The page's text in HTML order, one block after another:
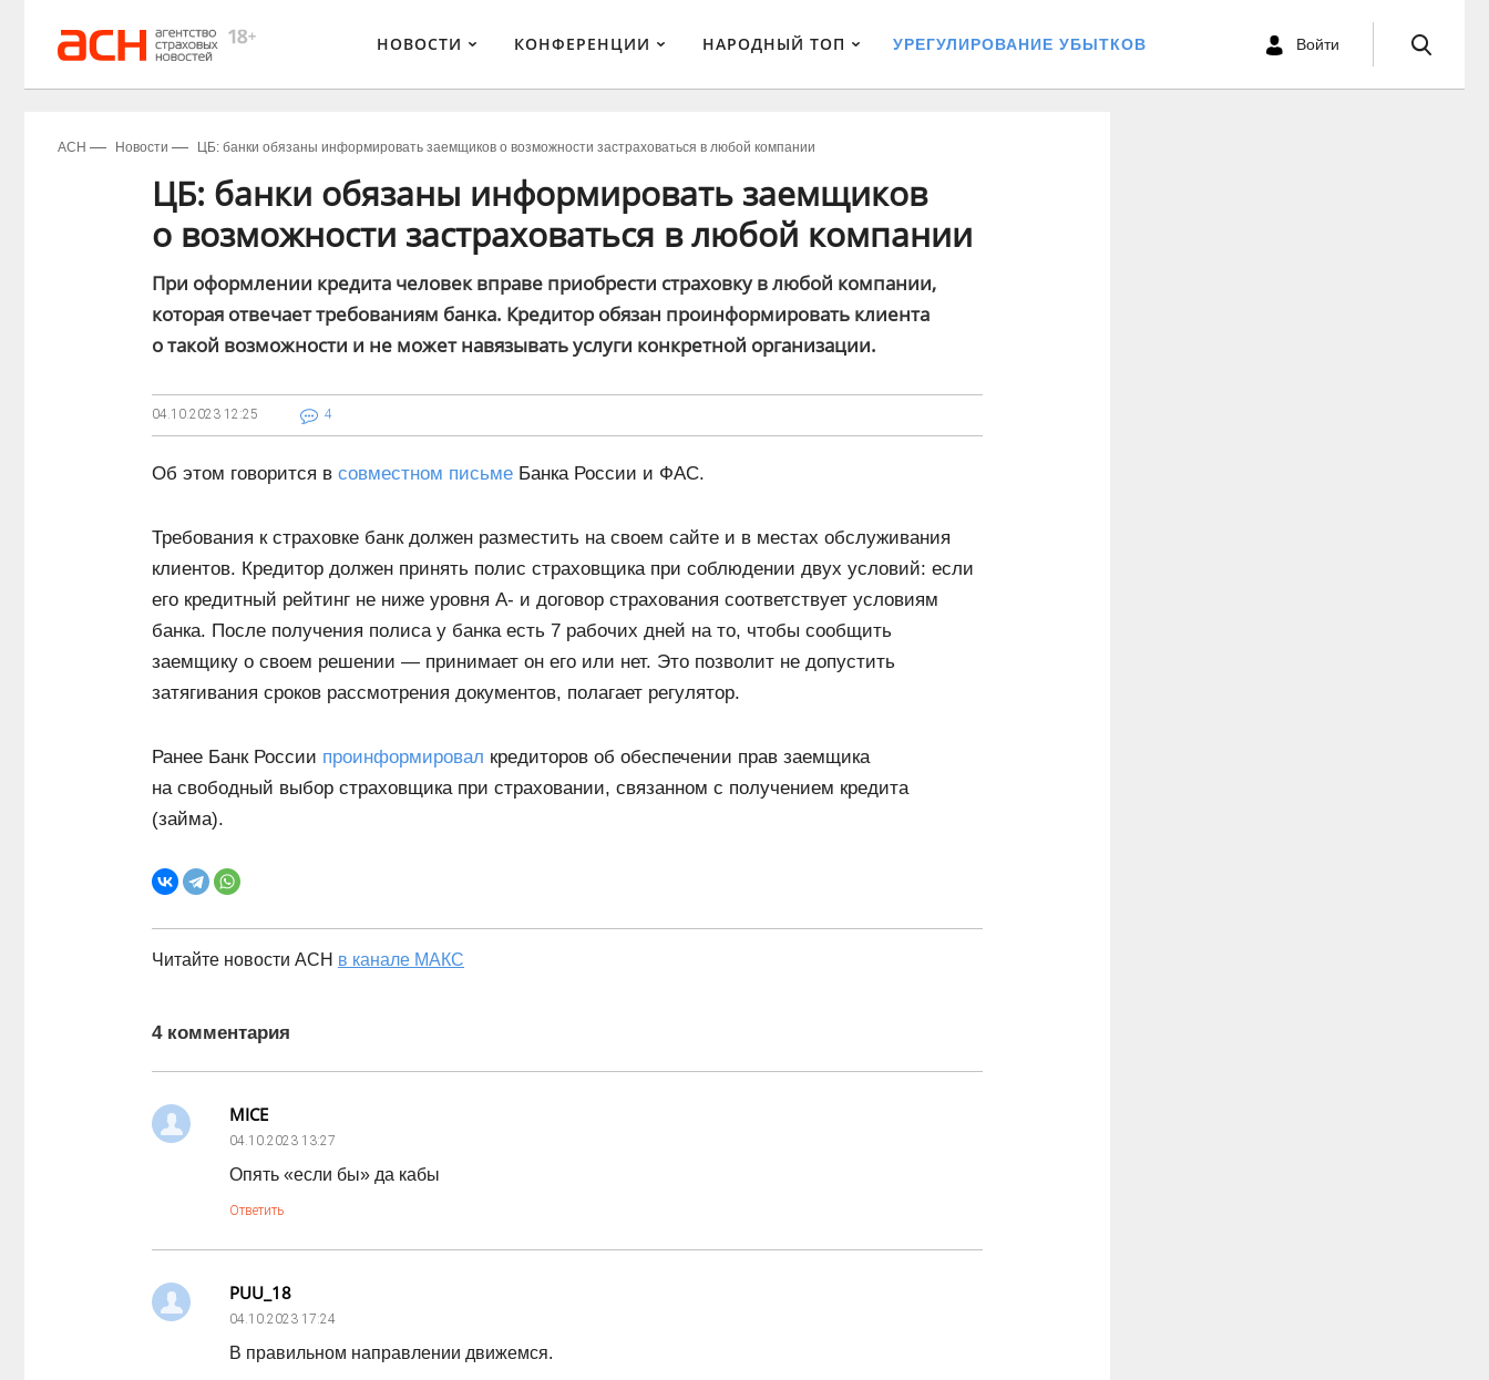
НОВОСТИ КОНФЕРЕНЦИИ НАРОДНЫЙ ТОП УРЕГУЛИРОВАНИЕ УБЫТКОВ Войти
АСН Новости ЦБ: банки обязаны информировать заемщиков о возможности застраховаться в любой компании
ЦБ: банки обязаны информировать заемщиков
о возможности застраховаться в любой компании
При оформлении кредита человек вправе приобрести страховку в любой компании,
которая отвечает требованиям банка. Кредитор обязан проинформировать клиента
о такой возможности и не может навязывать услуги конкретной организации.
04.10.2023 12:25 4
Об этом говорится в совместном письме Банка России и ФАС.
Требования к страховке банк должен разместить на своем сайте и в местах обслуживания
клиентов. Кредитор должен принять полис страховщика при соблюдении двух условий: если
его кредитный рейтинг не ниже уровня А- и договор страхования соответствует условиям
банка. После получения полиса у банка есть 7 рабочих дней на то, чтобы сообщить
заемщику о своем решении — принимает он его или нет. Это позволит не допустить
затягивания сроков рассмотрения документов, полагает регулятор.
Ранее Банк России проинформировал кредиторов об обеспечении прав заемщика
на свободный выбор страховщика при страховании, связанном с получением кредита
(займа).
Читайте новости АСН в канале МАКС
4 комментария
MICE
04.10.2023 13:27
Опять «если бы» да кабы
Ответить
PUU_18
04.10.2023 17:24
В правильном направлении движемся.